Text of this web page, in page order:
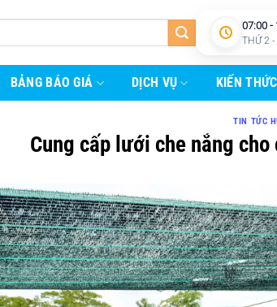
07:00 -
THỨ 2
BẢNG BÁO GIÁ DỊCH VỤ KIẾN
TIN TỨC
Cung cấp lưới che nắng